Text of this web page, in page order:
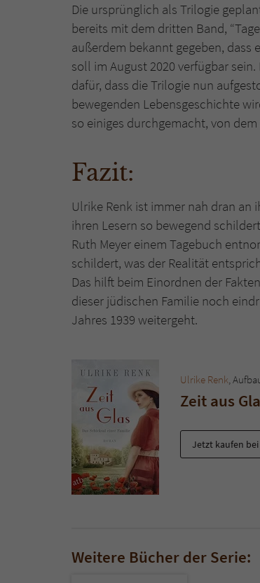
Die ursprünglich als Trilogie
bereits mit dem dritten Band,
außerdem bekannt gegeben, dass
soll im August 2020 verfügbar
dafür, dass die Trilogie nun
bewegenden Lebensgeschichte
so einiges durchgemacht, von
Fazit:
Ulrike Renk ist immer nah dran an
ihren Lesern so bewegend
Ruth Meyer einem Tagebuch
schildert, was der Realität
Das hilft beim Einordnen der
dieser jüdischen Familie noch
Jahres 1939 weitergeht.
Ulrike Renk,
Zeit aus
Jetzt kaufen bei
Weitere Bücher der Serie: